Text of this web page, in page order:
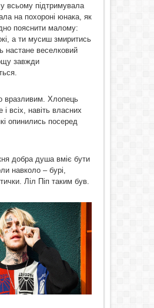
всьому підтримувала
на похороні юнака, як
пояснити малому:
а ти мусиш змиритись
настане веселковий
завжди
вразливим. Хлопець
всіх, навіть власних
опинились посеред
добра душа вміє бути
навколо – бурі,
Ліл Піп таким був.